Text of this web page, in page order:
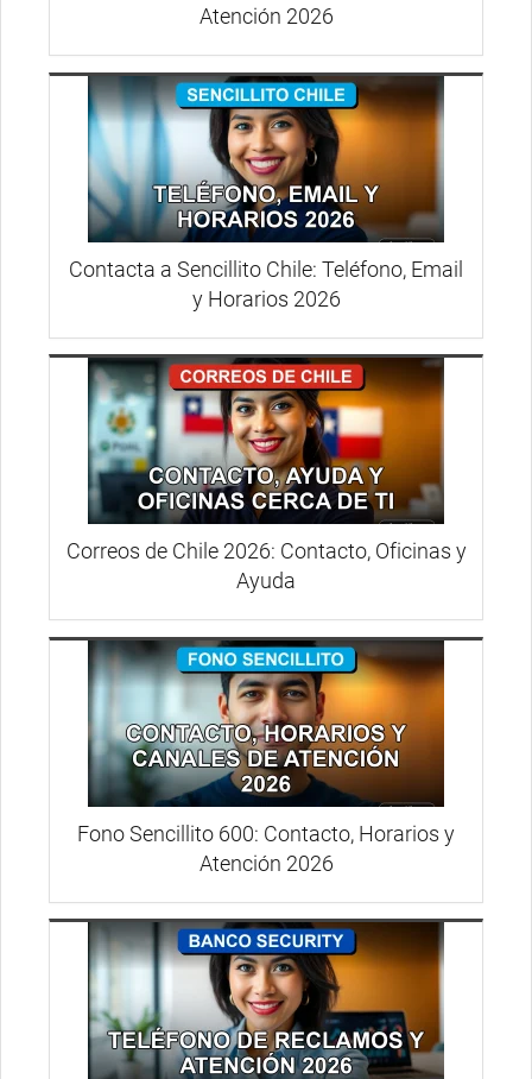
Atención 2026
Contacta a Sencillito Chile: Teléfono, Email
y Horarios 2026
Correos de Chile 2026: Contacto, Oficinas y
Ayuda
Fono Sencillito 600: Contacto, Horarios y
Atención 2026